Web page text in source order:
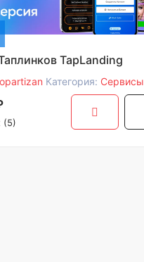
TapLanding
Категория: Сервисы
(5)